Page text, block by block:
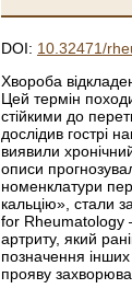
DOI: 10.32471/
Хвороба
Цей термін
стійкими до
дослідив гострі
виявили
описи
номенклатури
кальцію», стали
for Rheumatology
артриту, який
позначення
прояву